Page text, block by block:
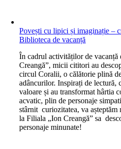
Povești cu lipici și imaginație –
Biblioteca de vacanță
În cadrul activităților de vacanță
Creangă”, micii cititori au
circul Coralii, o călătorie plină
adâncurilor. Inspirați de lectură,
valoare și au transformat hârtia
acvatic, plin de personaje
stârnit curiozitatea, va așteptăm
la Filiala „Ion Creangă” sa
personaje minunate!